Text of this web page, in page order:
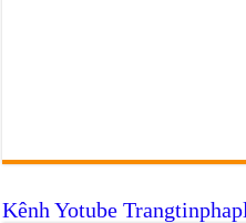
Kênh Yotube